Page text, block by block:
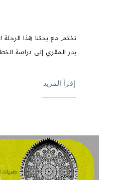
نختم مع بحثنا هذا الرحلة
بدر المقري إلى دراسة
إقرأ المزيد